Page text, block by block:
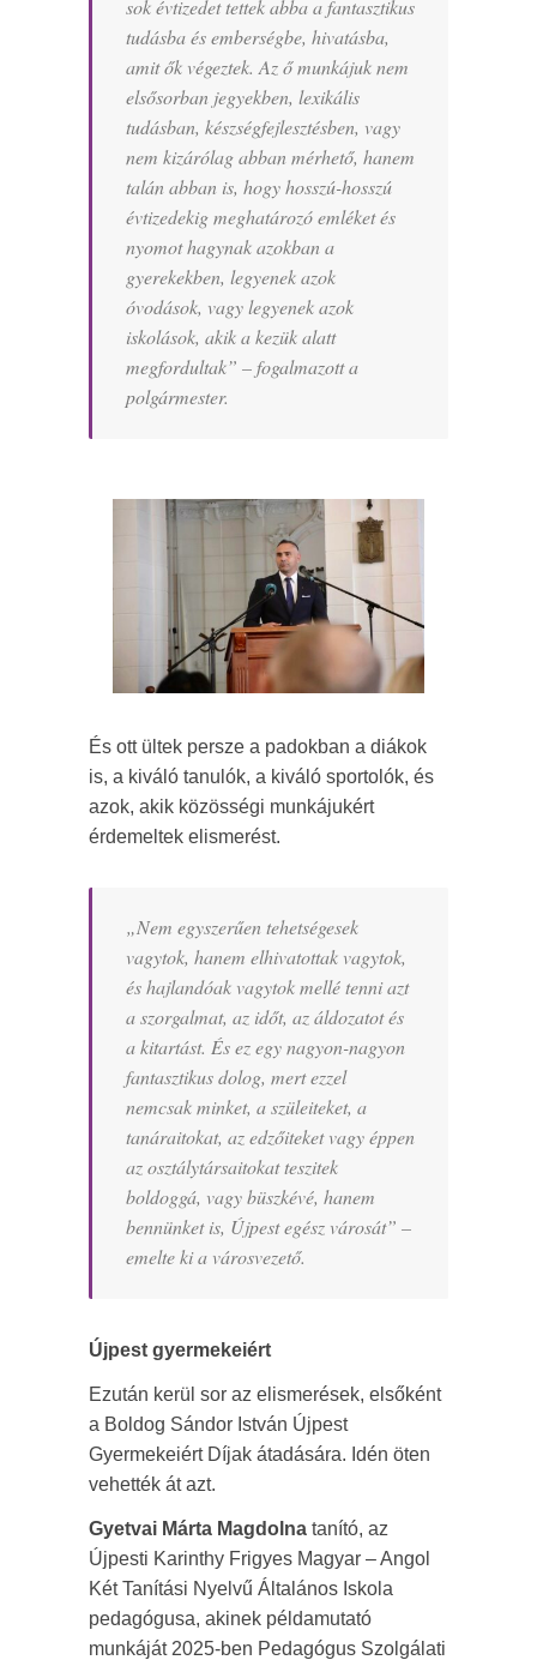
sok évtizedet tettek abba a fantasztikus
tudásba és emberségbe, hivatásba,
amit ők végeztek. Az ő munkájuk nem
elsősorban jegyekben, lexikális
tudásban, készségfejlesztésben, vagy
nem kizárólag abban mérhető, hanem
talán abban is, hogy hosszú-hosszú
évtizedekig meghatározó emléket és
nyomot hagynak azokban a
gyerekekben, legyenek azok
óvodások, vagy legyenek azok
iskolások, akik a kezük alatt
megfordultak” –fogalmazott a
polgármester.
És ott ültek persze a padokban a diákok
is, a kiváló tanulók, a kiváló sportolók, és
azok, akik közösségi munkájukért
érdemeltek elismerést.
„Nem egyszerűen tehetségesek
vagytok, hanem elhivatottak vagytok,
és hajlandóak vagytok mellé tenni azt
a szorgalmat, az időt, az áldozatot és
a kitartást. És ez egy nagyon-nagyon
fantasztikus dolog, mert ezzel
nemcsak minket, a szüleiteket, a
tanáraitokat, az edzőiteket vagy éppen
az osztálytársaitokat teszitek
boldoggá, vagy büszkévé, hanem
bennünket is, Újpest egész városát” –
emelte ki a városvezető.
Újpest gyermekeiért
Ezután kerül sor az elismerések, elsőként
a Boldog Sándor István Újpest
Gyermekeiért Díjak átadására. Idén öten
vehették át azt.
Gyetvai Márta Magdolna tanító, az
Újpesti Karinthy Frigyes Magyar – Angol
Két Tanítási Nyelvű Általános Iskola
pedagógusa, akinek példamutató
munkáját 2025-ben Pedagógus Szolgálati